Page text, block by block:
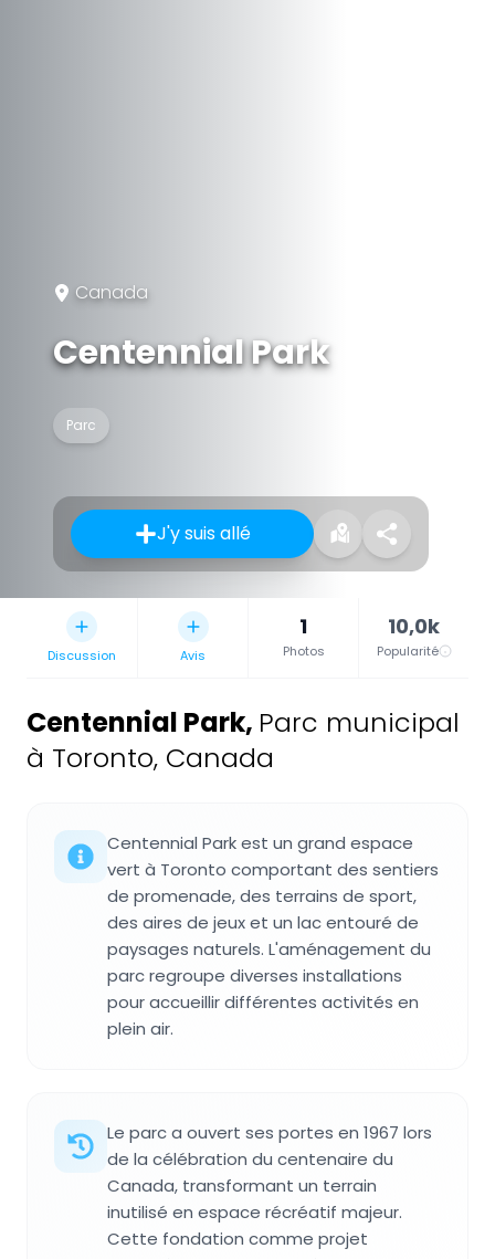
Canada
Centennial Park
Parc
J'y suis allé
Discussion Avis
1
Photos
10,0k
Popularité
Centennial Park, Parc municipal
à Toronto, Canada
Centennial Park est un grand espace
vert à Toronto comportant des sentiers
de promenade, des terrains de sport,
des aires de jeux et un lac entouré de
paysages naturels. L'aménagement du
parc regroupe diverses installations
pour accueillir différentes activités en
plein air.
Le parc a ouvert ses portes en 1967 lors
de la célébration du centenaire du
Canada, transformant un terrain
inutilisé en espace récréatif majeur.
Cette fondation comme projet